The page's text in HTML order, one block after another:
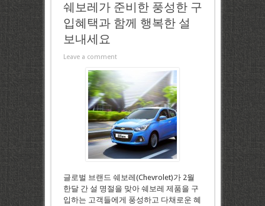
쉐보레가 준비한 풍성한 구
입혜택과 함께 행복한 설
보내세요
Leave a comment
글로벌 브랜드 쉐보레(Chevrolet)가 2월
한달 간 설 명절을 맞아 쉐보레 제품을 구
입하는 고객들에게 풍성하고 다채로운 혜